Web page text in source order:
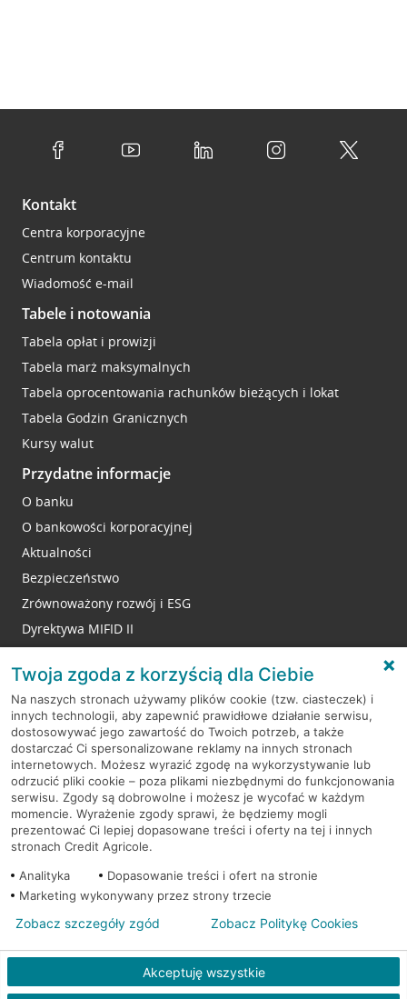
Kontakt
Centra korporacyjne
Centrum kontaktu
Wiadomość e-mail
Tabele i notowania
Tabela opłat i prowizji
Tabela marż maksymalnych
Tabela oprocentowania rachunków bieżących i lokat
Tabela Godzin Granicznych
Kursy walut
Przydatne informacje
O banku
O bankowości korporacyjnej
Aktualności
Bezpieczeństwo
Zrównoważony rozwój i ESG
Dyrektywa MIFID II
RODO
Regulamin serwisu
Mapa serwisu
PolitykaCookies
© 2026 Credit Agricole Bank Polska S.A. Wszelkie prawa zastrzeżone
Twoja zgoda z korzyścią dla Ciebie
Na naszych stronach używamy plików cookie (tzw. ciasteczek) i
innych technologii, aby zapewnić prawidłowe działanie serwisu,
dostosowywać jego zawartość do Twoich potrzeb, a także
dostarczać Ci spersonalizowane reklamy na innych stronach
internetowych. Możesz wyrazić zgodę na wykorzystywanie lub
odrzucić pliki cookie – poza plikami niezbędnymi do funkcjonowania
serwisu. Zgody są dobrowolne i możesz je wycofać w każdym
momencie. Wyrażenie zgody sprawi, że będziemy mogli
prezentować Ci lepiej dopasowane treści i oferty na tej i innych
stronach Credit Agricole.
Analityka
Dopasowanie treści i ofert na stronie
Marketing wykonywany przez strony trzecie
Akceptuję wszystkie
Zobacz szczegóły zgód Zobacz Politykę Cookies